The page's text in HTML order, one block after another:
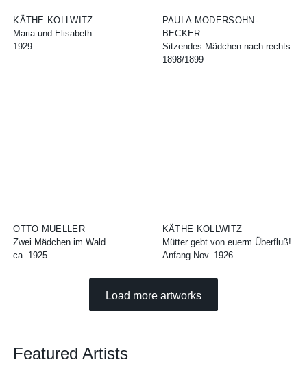
KÄTHE KOLLWITZ
Maria und Elisabeth
1929
PAULA MODERSOHN-
BECKER
Sitzendes Mädchen nach rechts
1898/1899
OTTO MUELLER
Zwei Mädchen im Wald
ca. 1925
KÄTHE KOLLWITZ
Mütter gebt von euerm Überfluß!
Anfang Nov. 1926
Load more artworks
Featured Artists